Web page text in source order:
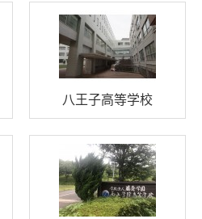
八王子高等学校